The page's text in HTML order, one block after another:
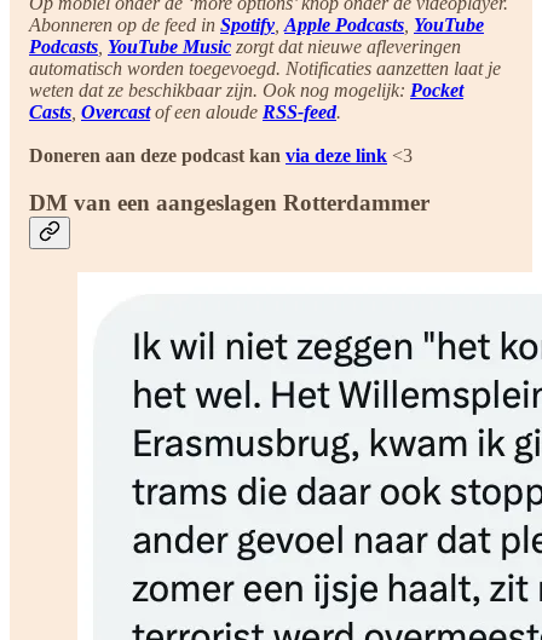
Abonneren op de feed in Spotify Apple Podcasts YouTube
Podcasts YouTube Music zorgt dat nieuwe afleveringen
automatisch worden toegevoegd. Notificaties aanzetten laat je
weten dat ze beschikbaar zijn. Ook nog mogelijk: Pocket
Casts Overcastof een aloude RSS-feed.
Doneren aan deze podcast kan via deze link <3
DM van een aangeslagen Rotterdammer